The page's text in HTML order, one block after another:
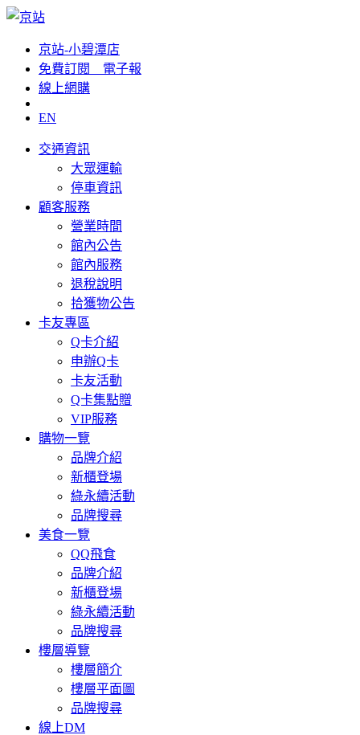
京站-小碧潭店
免費訂閱__電子報
線上網購
EN
交通資訊
大眾運輸
停車資訊
顧客服務
營業時間
館內公告
館內服務
退稅說明
拾獲物公告
卡友專區
Q卡介紹
申辦Q卡
卡友活動
Q卡集點贈
VIP服務
購物一覽
品牌介紹
新櫃登場
綠永續活動
品牌搜尋
美食一覽
QQ飛食
品牌介紹
新櫃登場
綠永續活動
品牌搜尋
樓層導覽
樓層簡介
樓層平面圖
品牌搜尋
線上DM